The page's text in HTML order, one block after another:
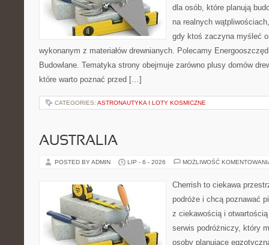
dla osób, które planują
na realnych
gdy ktoś zaczyna myśleć o
wykonanym z materiałów drewnianych. Polecamy
Budowlane. Tematyka strony obejmuje zarówno plusy domów
które warto poznać przed […]
CATEGORIES: ASTRONAUTYKA I LOTY KOSMICZNE
AUSTRALIA
POSTED BY ADMIN LIP - 6 - 2026 MOŻLIWOŚĆ
Cherrish to ciekawa
podróże i chcą poznawać
z ciekawością i
serwis podróżniczy, który
osoby planujące